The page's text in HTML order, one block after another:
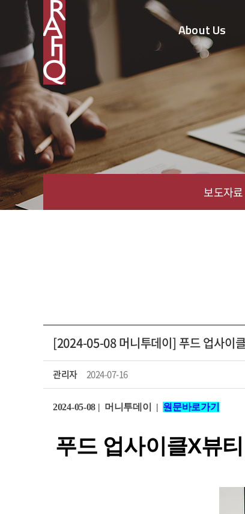
About Us
보도자료
[2024-05-08 머니투데이] 푸드 업사이
관리자 2024-07-16
2024-05-08 | 머니투데이 | 원문바로가기
푸드 업사이클X뷰